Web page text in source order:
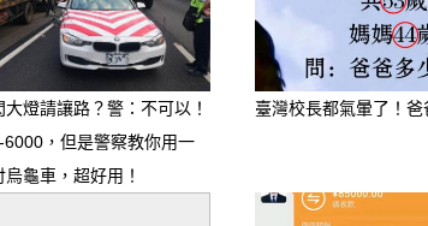
大燈請讓路？警：不可以！
6000，但是警察教你用一
烏龜車，超好用！
臺灣校長都氣暈了！爸